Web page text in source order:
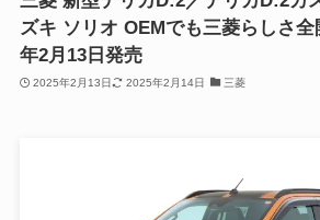
ズキ ソリオ OEMでも三菱らしさ
年2月13日発売
2025年2月13日 2025年2月14日 三菱